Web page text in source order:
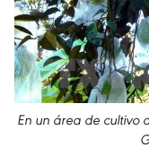
En un área de cultivo